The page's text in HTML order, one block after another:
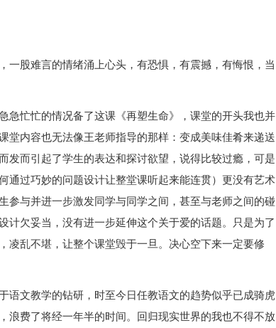
一股难言的情绪涌上心头，有恐惧，有震撼，有悔恨，当
急忙忙的情况备了这课《再塑生命》，课堂的开头我也并
堂内容也无法像王老师指导的那样：变成美味佳肴来递送
发而引起了学生的表达和探讨欲望，说得比较过瘾，可是
通过巧妙的问题设计让整堂课听起来能连贯）更没有艺术
参与并进一步激发同学与同学之间，甚至与老师之间的碰
计欠妥当，没有进一步延伸这个关于爱的话题。只是为了
凌乱不堪，让整个课堂毁于一旦。决心空下来一定要修
语文教学的钻研，时至今日任教语文的趋势似乎已成骑虎
浪费了将经一年半的时间。回归现实世界的我也不得不放